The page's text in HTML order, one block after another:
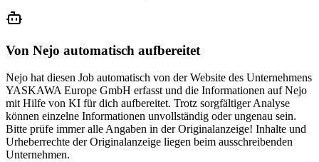
Von Nejo automatisch aufbereitet
Nejo hat diesen Job automatisch von der Website des Unternehmens
YASKAWA Europe GmbH erfasst und die Informationen auf Nejo
mit Hilfe von KI für dich aufbereitet. Trotz sorgfältiger Analyse
können einzelne Informationen unvollständig oder ungenau sein.
Bitte prüfe immer alle Angaben in der Originalanzeige! Inhalte und
Urheberrechte der Originalanzeige liegen beim ausschreibenden
Unternehmen.